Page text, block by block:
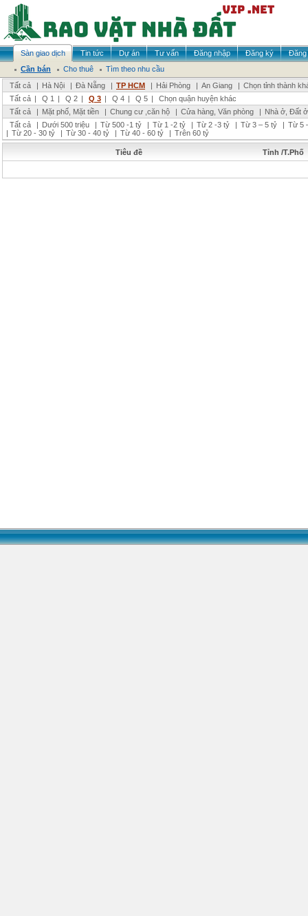
Sàn giao dịch Tin tức Dự án Tư vấn Đăng nhập Đăng ký
Đăng
Cần bán
Cho thuê
Tìm theo nhu cầu
Tất cả
| Hà Nội | Đà Nẵng | TP HCM | Hải Phòng | An Giang | Chọn tỉnh thành
Tất cả | Q 1 | Q 2 | Q 3 | Q 4 | Q 5 |
Chọn quận huyện khác
Tất cả
| Mặt phố, Mặt tiền | Chung cư ,căn hộ | Cửa hàng, Văn phòng | Nhà ở, Đất ở
Tất cả
| Dưới 500 triệu | Từ 500 -1 tỷ | Từ 1 -2 tỷ | Từ 2 -3 tỷ | Từ 3 – 5 tỷ | Từ 5
| Từ 20 - 30 tỷ | Từ 30 - 40 tỷ | Từ 40 - 60 tỷ | Trên 60 tỷ
Tiêu đề Tỉnh /T.Phố